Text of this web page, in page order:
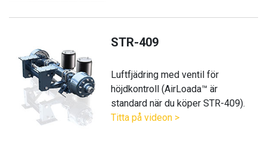
STR-409
Luftfjädring med ventil för
höjdkontroll (AirLoada™ är
standard när du köper STR-409).
Titta på videon >